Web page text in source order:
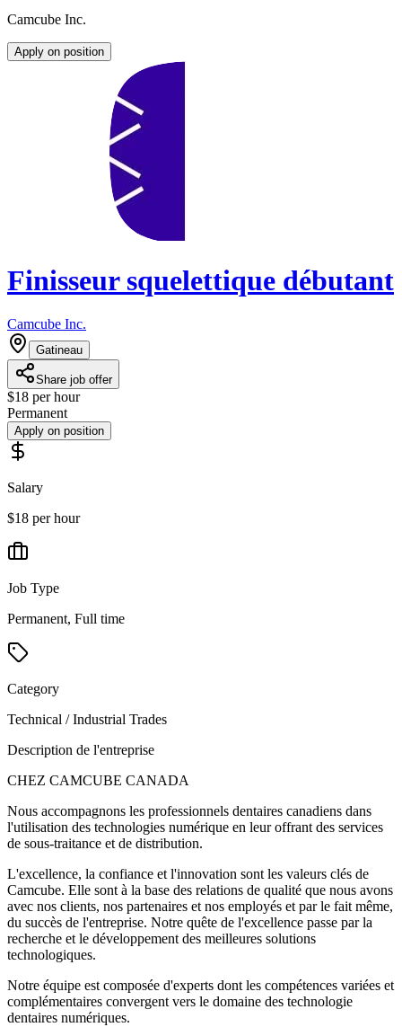
Camcube Inc.
Apply on position
Finisseur squelettique débutant
Camcube Inc.
Gatineau
Share job offer
$18 per hour
Permanent
Apply on position
Salary
$18 per hour
Job Type
Permanent, Full time
Category
Technical / Industrial Trades
Description de l'entreprise
CHEZ CAMCUBE CANADA
Nous accompagnons les professionnels dentaires canadiens dans
l'utilisation des technologies numérique en leur offrant des services
de sous-traitance et de distribution.
L'excellence, la confiance et l'innovation sont les valeurs clés de
Camcube. Elle sont à la base des relations de qualité que nous avons
avec nos clients, nos partenaires et nos employés et par le fait même,
du succès de l'entreprise. Notre quête de l'excellence passe par la
recherche et le développement des meilleures solutions
technologiques.
Notre équipe est composée d'experts dont les compétences variées et
complémentaires convergent vers le domaine des technologie
dentaires numériques.